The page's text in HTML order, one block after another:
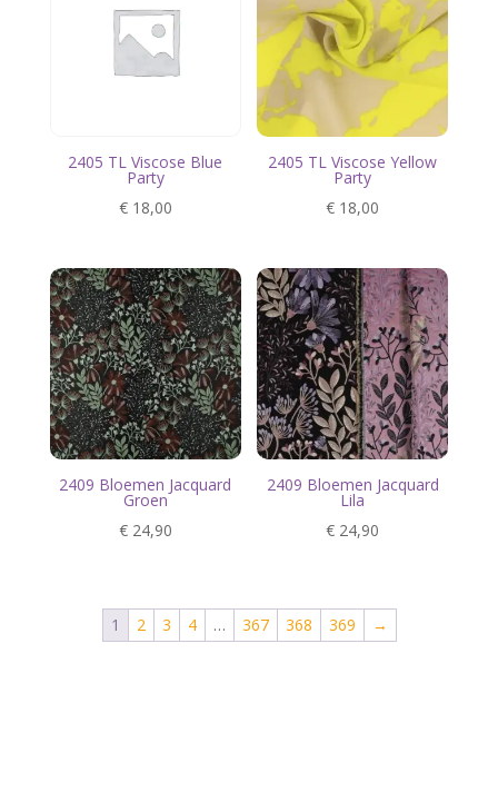
2405 TL Viscose Blue
Party
€18,00
2405 TL Viscose Yellow
Party
€ 18,00
2409 Bloemen Jacquard
Groen
€24,90
2409 Bloemen Jacquard
Lila
€ 24,90
1 2 3 4 … 367 368 369 →